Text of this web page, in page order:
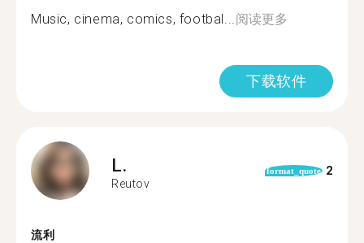
Music, cinema, comics, footbal...阅读更多
下载软件
L.
Reutov
format_quote 2
流利